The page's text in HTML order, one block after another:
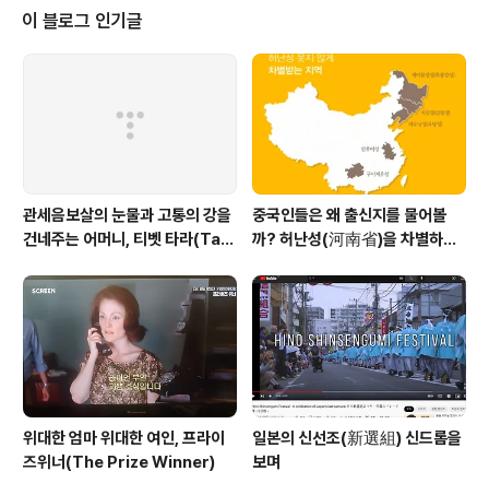
를 한다. 오랜만에 만난 사촌형님도 세월 이야기를 했다. 세
월이 참 빠르게 흘러간다고 말했다. 세월은 흘러가지 않는
다. 내가 변한 것이다. 매일매일 사건을 경험하다 보니 세월
이 흘러간 것처럼 보이는 것이다. 아무것도 하지 않는 사람,
죽은 자에게는 세월은 흘러가지 않는다. 세월이 흘러서 여
기까지 오게 되었다. 가..
이 블로그 인기글
관세음보살의 눈물과 고통의 강을
건네주는 어머니, 티벳 타라(Tar
중국인들은 왜 출신지를 물어볼
까? 허난성(河南省)을 차별하는
위대한 엄마 위대한 여인, 프라이
즈위너(The Prize Winner)
일본의 신선조(新選組) 신드롬을
보며